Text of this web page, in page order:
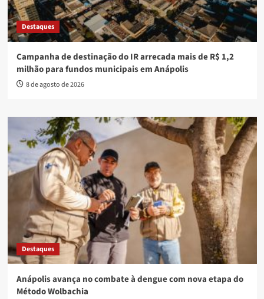
Destaques
Campanha de destinação do IR arrecada mais de R$ 1,2
milhão para fundos municipais em Anápolis
8 de agosto de 2026
Destaques
Anápolis avança no combate à dengue com nova etapa do
Método Wolbachia